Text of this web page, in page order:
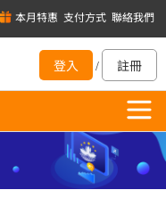
本月特惠 支付方式 聯絡我們
登入 / 註冊